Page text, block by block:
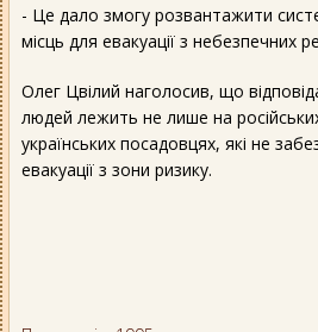
- Це дало змогу розвантажити
місць для евакуації з небезпечних
Олег Цвілий наголосив, що
людей лежить не лише на
українських посадовцях, які не
евакуації з зони ризику.